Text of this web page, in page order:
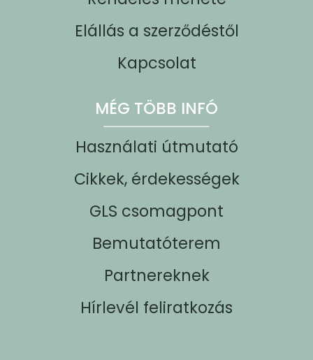
Elállás a szerződéstől
Kapcsolat
MÉG TÖBB INFÓ
Használati útmutató
Cikkek, érdekességek
GLS csomagpont
Bemutatóterem
Partnereknek
Hírlevél feliratkozás